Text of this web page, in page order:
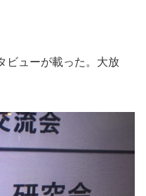
ビューが載った。大放